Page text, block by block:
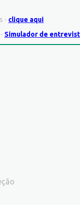
- clique aqui
Simulador de